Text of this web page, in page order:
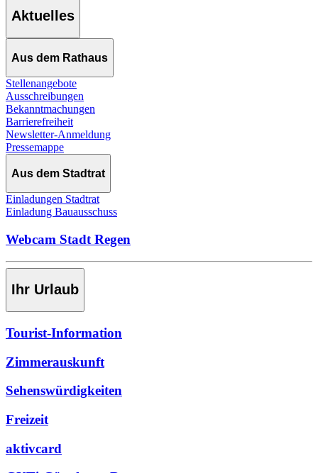
Aktuelles
Aus dem Rathaus
Stellenangebote
Ausschreibungen
Bekanntmachungen
Barrierefreiheit
Newsletter-Anmeldung
Pressemappe
Aus dem Stadtrat
Einladungen Stadtrat
Einladung Bauausschuss
Webcam Stadt Regen
Ihr Urlaub
Tourist-Information
Zimmerauskunft
Sehenswürdigkeiten
Freizeit
aktivcard